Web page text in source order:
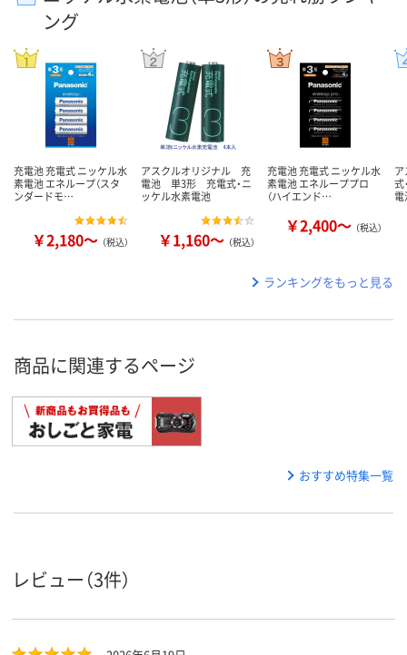
ング
充電池 充電式 ニッケル水
素電池 エネループ（スタ
ンダードモ…
￥2,180～ （税込）
アスクルオリジナル 充
電池 単3形 充電式・ニ
ッケル水素電池
￥1,160～ （税込）
充電池 充電式 ニッケル水
素電池 エネループプロ
（ハイエンド…
￥2,400～ （税込）
式
電
ランキングをもっと見る
商品に関連するページ
おすすめ特集一覧
レビュー（3件）